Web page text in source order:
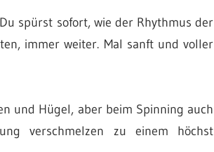
spürst sofort, wie der Rhythmus der
immer weiter. Mal sanft und voller
und Hügel, aber beim Spinning auch
verschmelzen zu einem höchst